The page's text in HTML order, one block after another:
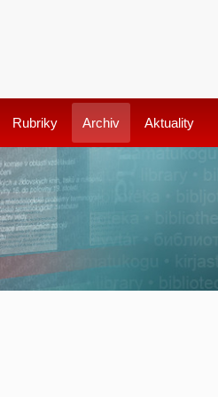
Rubriky Archiv Aktuality